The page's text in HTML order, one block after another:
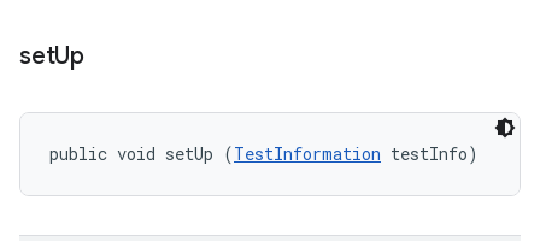
setUp
public void setUp (TestInformation testInfo)